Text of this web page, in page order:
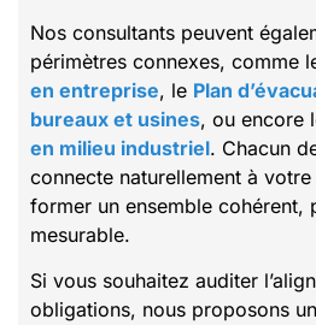
Nos consultants peuvent
périmètres connexes, comme
en entreprise, le Plan
bureaux et usines, ou encore
en milieu industriel. Chacun
connecte naturellement à
former un ensemble cohérent,
mesurable.
Si vous souhaitez auditer
obligations, nous proposons